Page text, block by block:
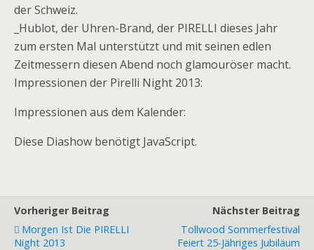
der Schweiz.
_Hublot, der Uhren-Brand, der PIRELLI dieses Jahr
zum ersten Mal unterstützt und mit seinen edlen
Zeitmessern diesen Abend noch glamouröser macht.
Impressionen der Pirelli Night 2013:
Impressionen aus dem Kalender:
Diese Diashow benötigt JavaScript.
Vorheriger Beitrag
Morgen Ist Die PIRELLI
Night 2013
Nächster Beitrag
Tollwood Sommerfestival
Feiert 25-Jähriges Jubiläum